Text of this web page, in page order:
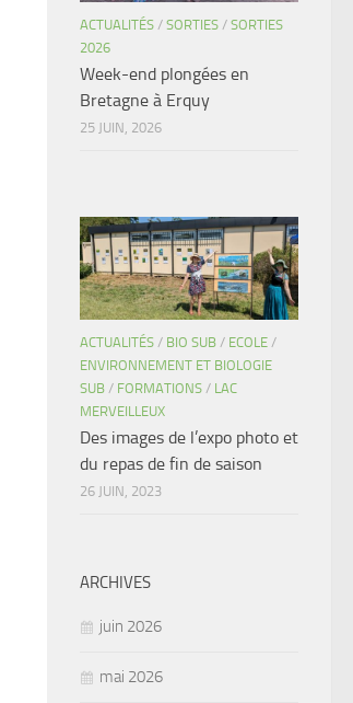
ACTUALITÉS / SORTIES / SORTIES
2026
Week-end plongées en
Bretagne à Erquy
25 JUIN, 2026
ACTUALITÉS / BIO SUB / ECOLE /
ENVIRONNEMENT ET BIOLOGIE
SUB / FORMATIONS / LAC
MERVEILLEUX
Des images de l’expo photo et
du repas de fin de saison
26 JUIN, 2023
ARCHIVES
juin 2026
mai 2026